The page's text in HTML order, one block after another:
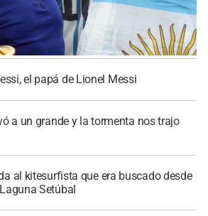
el papá de Lionel Messi
a un grande y la tormenta nos trajo
al kitesurfista que era buscado desde
Setúbal